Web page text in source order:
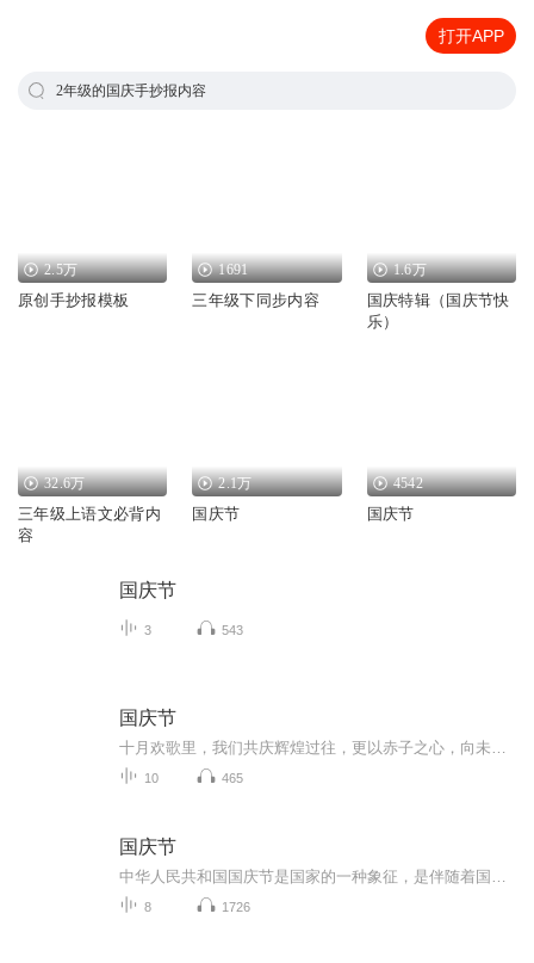
打开APP
2年级的国庆手抄报内容
2.5万
原创手抄报模板
1691
三年级下同步内容
1.6万
国庆特辑（国庆节快
乐）
32.6万
三年级上语文必背内
容
2.1万
国庆节
4542
国庆节
国庆节
3 543
国庆节
10 465
国庆节
8 1726